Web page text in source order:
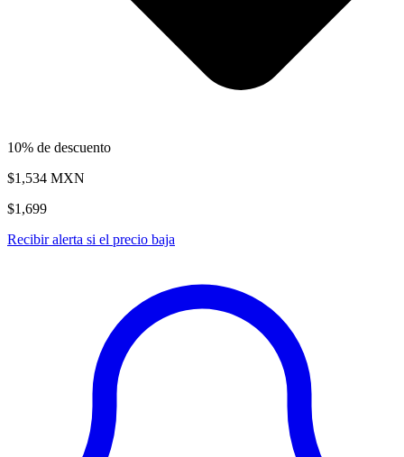
10% de descuento
$1,534 MXN
$1,699
Recibir alerta si el precio baja